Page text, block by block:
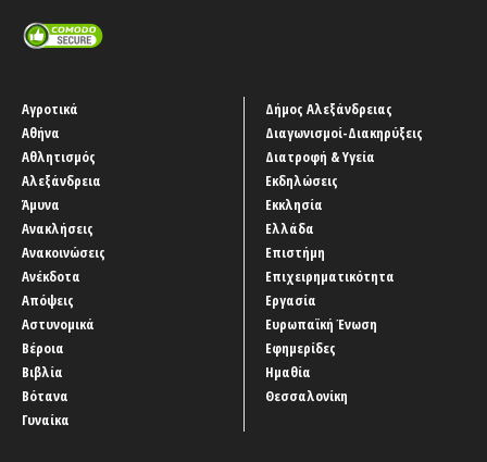
Αγροτικά
Αθήνα
Αθλητισμός
Αλεξάνδρεια
Άμυνα
Ανακλήσεις
Ανακοινώσεις
Ανέκδοτα
Απόψεις
Αστυνομικά
Βέροια
Βιβλία
Βότανα
Γυναίκα
Δήμος Αλεξάνδρειας
Διαγωνισμοί-Διακηρύξεις
Διατροφή & Υγεία
Εκδηλώσεις
Εκκλησία
Ελλάδα
Επιστήμη
Επιχειρηματικότητα
Εργασία
Ευρωπαϊκή Ένωση
Εφημερίδες
Ημαθία
Θεσσαλονίκη